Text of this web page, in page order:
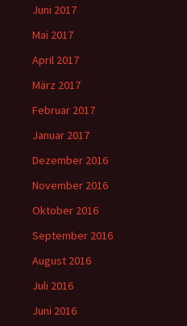
Juni 2017
Mai 2017
April 2017
März 2017
Februar 2017
Januar 2017
Dezember 2016
November 2016
Oktober 2016
September 2016
August 2016
Juli 2016
Juni 2016